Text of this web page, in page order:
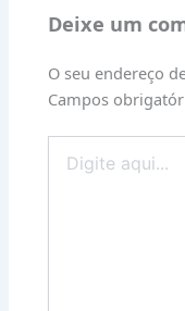
Deixe um
O seu endereço
Campos
aqui...